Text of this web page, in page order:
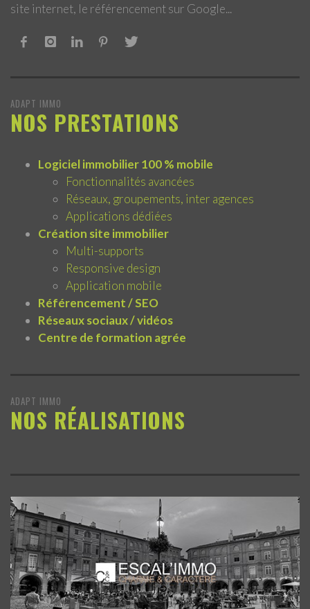
site internet, le référencement sur Google...
ADAPT IMMO
NOS PRESTATIONS
Logiciel immobilier 100 % mobile
Fonctionnalités avancées
Réseaux, groupements, inter agences
Applications dédiées
Création site immobilier
Multi-supports
Responsive design
Application mobile
Référencement / SEO
Réseaux sociaux / vidéos
Centre de formation agrée
ADAPT IMMO
NOS RÉALISATIONS